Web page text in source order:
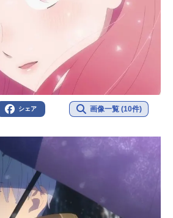
シェア 画像一覧 (10件)